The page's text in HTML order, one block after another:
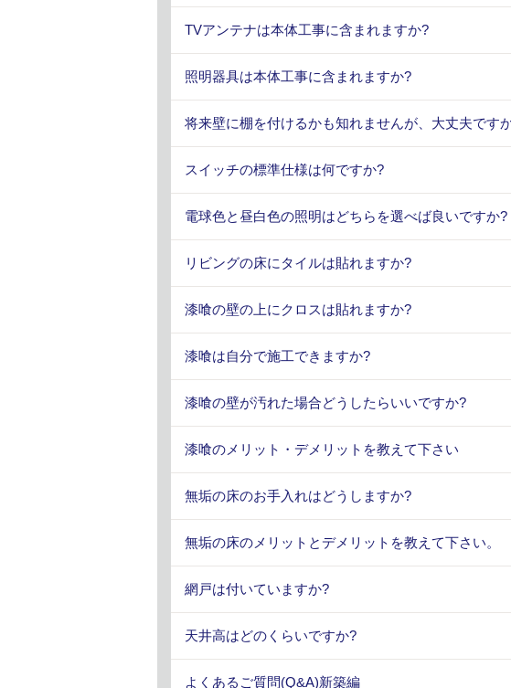
TVアンテナは本体工事に含まれますか?
照明器具は本体工事に含まれますか?
将来壁に棚を付けるかも知れませんが、大丈夫です
スイッチの標準仕様は何ですか?
電球色と昼白色の照明はどちらを選べば良いですか?
リビングの床にタイルは貼れますか?
漆喰の壁の上にクロスは貼れますか?
漆喰は自分で施工できますか?
漆喰の壁が汚れた場合どうしたらいいですか?
漆喰のメリット・デメリットを教えて下さい
無垢の床のお手入れはどうしますか?
無垢の床のメリットとデメリットを教えて下さい。
網戸は付いていますか?
天井高はどのくらいですか?
よくあるご質問(Q&A)新築編